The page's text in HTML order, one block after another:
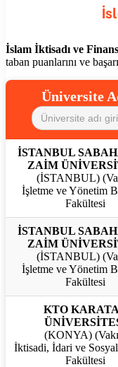
İslam İktisadı ve Finans
taban puanlarını ve
Üniversite
İSTANBUL
ZAİM
(İSTANBUL)
İşletme ve Yönetim
Fakültesi
İSTANBUL
ZAİM
(İSTANBUL)
İşletme ve Yönetim
Fakültesi
KTO
(KONYA)
İktisadi, İdari ve
Fakültesi